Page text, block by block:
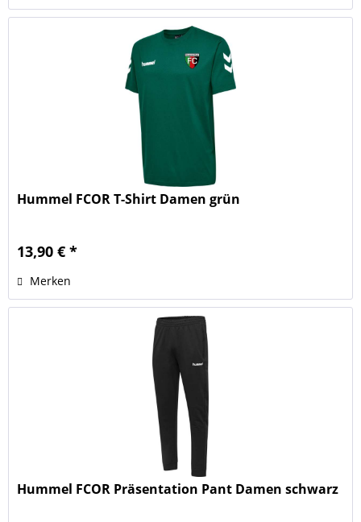
Hummel FCOR T-Shirt Damen grün
13,90 € *
Merken
Hummel FCOR Präsentation Pant Damen schwarz